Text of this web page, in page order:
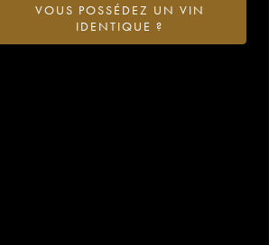
VOUS POSSÉDEZ UN VIN
IDENTIQUE ?